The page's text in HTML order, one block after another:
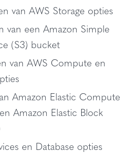
van AWS Storage opties
van een Amazon Simple
(S3) bucket
van AWS Compute en
Amazon Elastic Compute
Amazon Elastic Block
en Database opties